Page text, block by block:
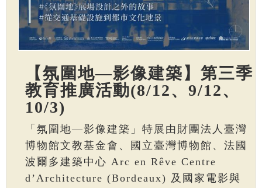
【氛圍地—影像建築】第三季
教育推廣活動(8/12、9/12、
10/3)
「氛圍地—影像建築」特展由財團法人臺灣
博物館文教基金會、國立臺灣博物館、法國
波爾多建築中心 Arc en Rêve Centre
d’Architecture (Bordeaux) 及國家電影與